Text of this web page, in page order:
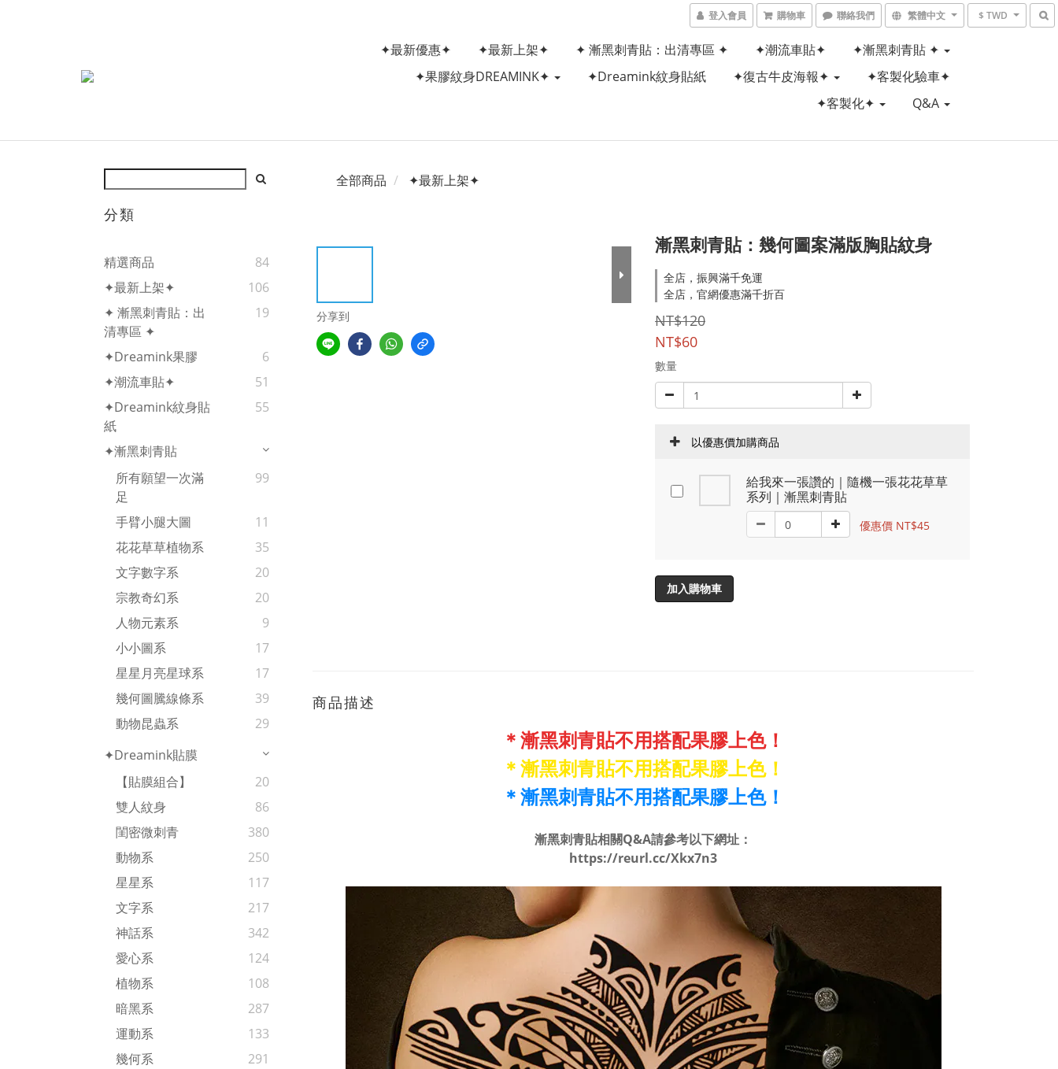
登入會員 購物車 聯絡我們 繁體中文 $ TWD
✦最新優惠✦ ✦最新上架✦ ✦ 漸黑刺青貼：出清專區 ✦ ✦潮流車貼✦
✦漸黑刺青貼 ✦
✦果膠紋身DREAMINK✦
✦Dreamink紋身貼紙 ✦復古牛皮海報✦
✦客製化驗車✦
✦客製化✦
Q&A
分類
精選商品
84
✦最新上架✦
106
✦ 漸黑刺青貼：出
清專區 ✦
19
✦Dreamink果膠
6
✦潮流車貼✦
51
✦Dreamink紋身貼
紙
55
✦漸黑刺青貼
所有願望一次滿
足
99
手臂小腿大圖
11
花花草草植物系
35
文字數字系
20
宗教奇幻系
20
人物元素系
9
小小圖系
17
星星月亮星球系
17
幾何圖騰線條系
39
動物昆蟲系
29
✦Dreamink貼膜
【貼膜組合】
20
雙人紋身
86
閨密微刺青
380
動物系
250
星星系
117
文字系
217
神話系
342
愛心系
124
植物系
108
暗黑系
287
運動系
133
幾何系
291
全部商品 ✦最新上架✦
分享到
漸黑刺青貼：幾何圖案滿版胸貼紋身
全店，振興滿千免運
全店，官網優惠滿千折百
NT$120
NT$60
數量
以優惠價加購商品
給我來一張讚的｜隨機一張花花草草
系列｜漸黑刺青貼
優惠價 NT$45
加入購物車
商品描述
＊漸黑刺青貼不用搭配果膠上色！
＊漸黑刺青貼不用搭配果膠上色！
＊漸黑刺青貼不用搭配果膠上色！
漸黑刺青貼相關Q&A請參考以下網址：
https://reurl.cc/Xkx7n3